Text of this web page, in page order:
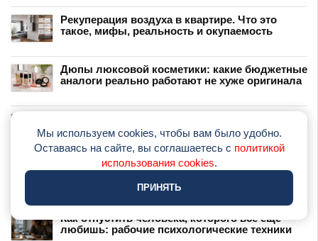
Рекуперация воздуха в квартире. Что это
такое, мифы, реальность и окупаемость
Дюпы люксовой косметики: какие бюджетные
аналоги реально работают не хуже оригинала
набор средств, который спасет кожу и волосы
Здоровое питание на 3000 рублей в неделю:
Как отпустить человека, которого все еще
любишь: рабочие психологические техники
Мы используем cookies, чтобы вам было удобно.
Оставаясь на сайте, вы соглашаетесь с политикой
использования cookies.
ПРИНЯТЬ